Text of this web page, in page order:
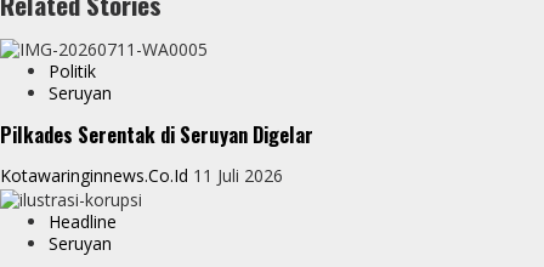
p
g
r
r
Politik
Seruyan
Pilkades Serentak di Seruyan Digelar
Kotawaringinnews.co.id 11 Juli 2026
Headline
Seruyan